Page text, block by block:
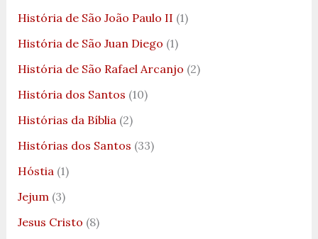
História de São João Paulo II (1)
História de São Juan Diego (1)
História de São Rafael Arcanjo (2)
História dos Santos (10)
Histórias da Bíblia (2)
Histórias dos Santos (33)
Hóstia (1)
Jejum (3)
Jesus Cristo (8)